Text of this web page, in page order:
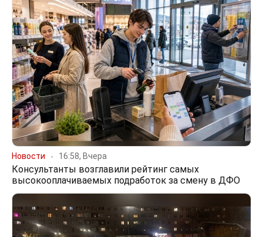
Новости 16:58, Вчера
Консультанты возглавили рейтинг самых
высокооплачиваемых подработок за смену в ДФО